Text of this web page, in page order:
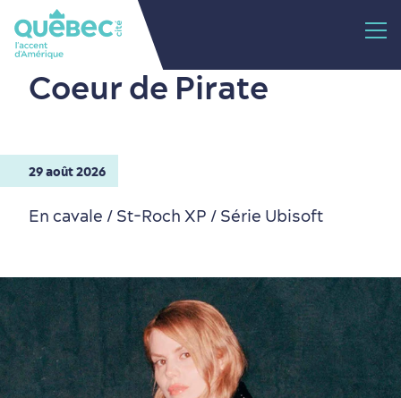
Coeur de Pirate
29 août 2026
En cavale / St-Roch XP / Série Ubisoft